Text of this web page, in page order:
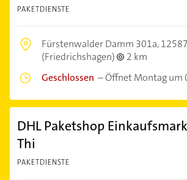
PAKETDIENSTE
Fürstenwalder Damm 301a,
(Friedrichshagen)
2 km
Geschlossen –Öffnet Montag um
DHL Paketshop
Thi
PAKETDIENSTE